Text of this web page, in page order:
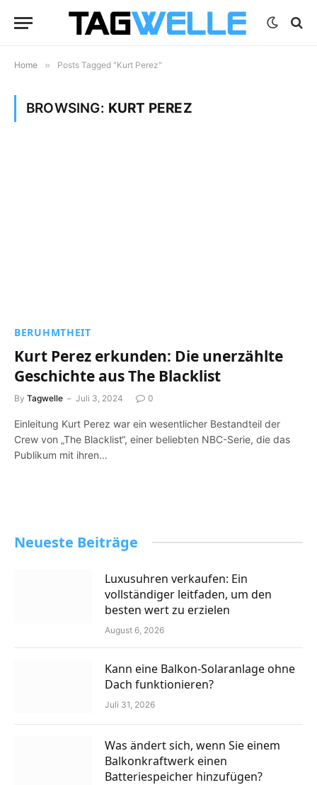
Home » Posts Tagged "Kurt Perez"
BROWSING: KURT PEREZ
BERUHMTHEIT
Kurt Perez erkunden: Die unerzählte
Geschichte aus The Blacklist
By Tagwelle Juli 3, 2024 0
Einleitung Kurt Perez war ein wesentlicher Bestandteil der
Crew von „The Blacklist“, einer beliebten NBC-Serie, die das
Publikum mit ihren…
Neueste Beiträge
Luxusuhren verkaufen: Ein
vollständiger leitfaden, um den
besten wert zu erzielen
August 6, 2026
Kann eine Balkon-Solaranlage ohne
Dach funktionieren?
Juli 31, 2026
Was ändert sich, wenn Sie einem
Balkonkraftwerk einen
Batteriespeicher hinzufügen?